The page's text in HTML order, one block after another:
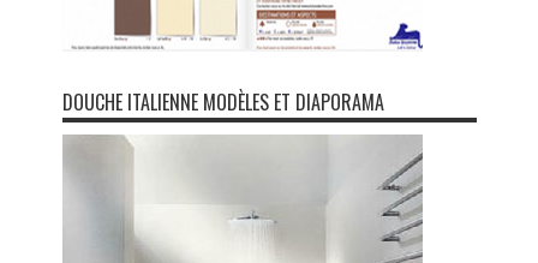
DOUCHE ITALIENNE MODÈLES ET DIAPORAMA